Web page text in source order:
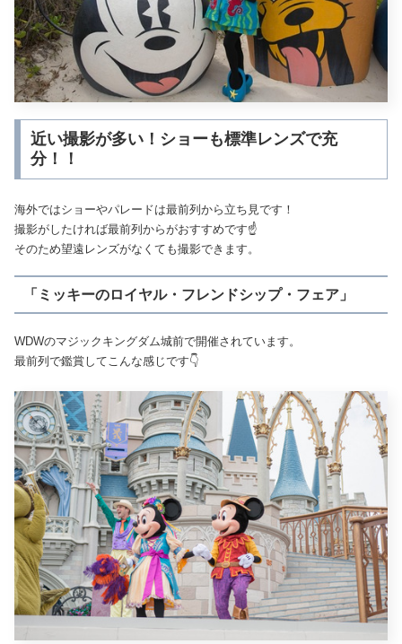
近い撮影が多い！ショーも標準レンズで充
分！！
海外ではショーやパレードは最前列から立ち見です！
撮影がしたければ最前列からがおすすめです☝️
そのため望遠レンズがなくても撮影できます。
「ミッキーのロイヤル・フレンドシップ・フェア」
WDWのマジックキングダム城前で開催されています。
最前列で鑑賞してこんな感じです👇